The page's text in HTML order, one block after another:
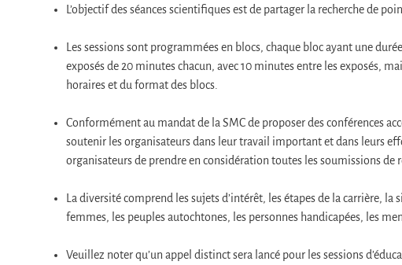
L’objectif des séances scientifiques est de partager la recherche de
Les sessions sont programmées en blocs, chaque bloc ayant une
exposés de 20 minutes chacun, avec 10 minutes entre les exposés,
horaires et du format des blocs.
Conformément au mandat de la SMC de proposer des conférences
soutenir les organisateurs dans leur travail important et dans leurs
organisateurs de prendre en considération toutes les soumissions de
La diversité comprend les sujets d’intérêt, les étapes de la carrière,
femmes, les peuples autochtones, les personnes handicapées, les
Veuillez noter qu’un appel distinct sera lancé pour les sessions